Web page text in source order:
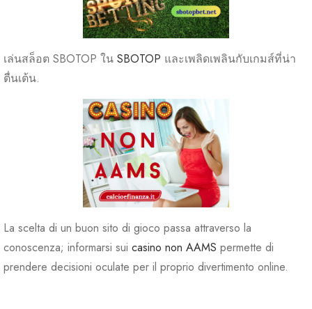
เล่นสล็อต SBOTOP ใน SBOTOP และเพลิดเพลินกับเกมส์ที่น่า
ตื่นเต้น.
La scelta di un buon sito di gioco passa attraverso la
conoscenza; informarsi sui casino non AAMS permette di
prendere decisioni oculate per il proprio divertimento online.